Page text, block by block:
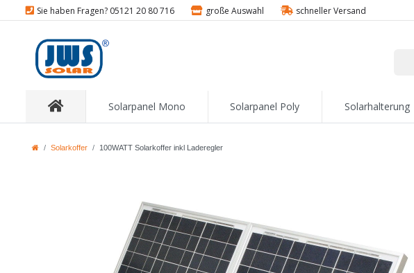
Sie haben Fragen? 05121 20 80 716 große Auswahl schneller Versand
Solarpanel Mono Solarpanel Poly Solarhalterung
Solarkoffer 100WATT Solarkoffer inkl Laderegler